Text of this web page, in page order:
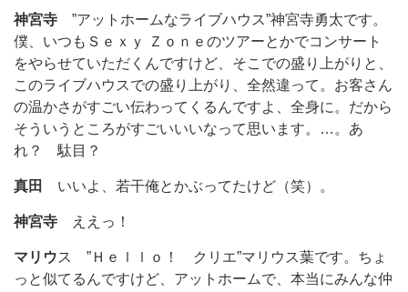
神宮寺 ”アットホームなライブハウス”神宮寺勇太です。
僕、いつもＳｅｘｙ Ｚｏｎｅのツアーとかでコンサート
をやらせていただくんですけど、そこでの盛り上がりと、
このライブハウスでの盛り上がり、全然違って。お客さん
の温かさがすごい伝わってくるんですよ、全身に。だから
そういうところがすごいいいなって思います。…。あ
れ？ 駄目？
真田 いいよ、若干俺とかぶってたけど（笑）。
神宮寺 ええっ！
マリウス ”Ｈｅｌｌｏ！ クリエ”マリウス葉です。ちょ
っと似てるんですけど、アットホームで、本当にみんな仲